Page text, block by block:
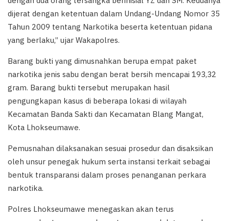
dijerat dengan ketentuan dalam Undang-Undang Nomor 35
Tahun 2009 tentang Narkotika beserta ketentuan pidana
yang berlaku,” ujar Wakapolres.
Barang bukti yang dimusnahkan berupa empat paket
narkotika jenis sabu dengan berat bersih mencapai 193,32
gram. Barang bukti tersebut merupakan hasil
pengungkapan kasus di beberapa lokasi di wilayah
Kecamatan Banda Sakti dan Kecamatan Blang Mangat,
Kota Lhokseumawe.
Pemusnahan dilaksanakan sesuai prosedur dan disaksikan
oleh unsur penegak hukum serta instansi terkait sebagai
bentuk transparansi dalam proses penanganan perkara
narkotika.
Polres Lhokseumawe menegaskan akan terus